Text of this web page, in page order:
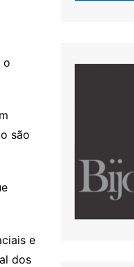
o
são
e
dos